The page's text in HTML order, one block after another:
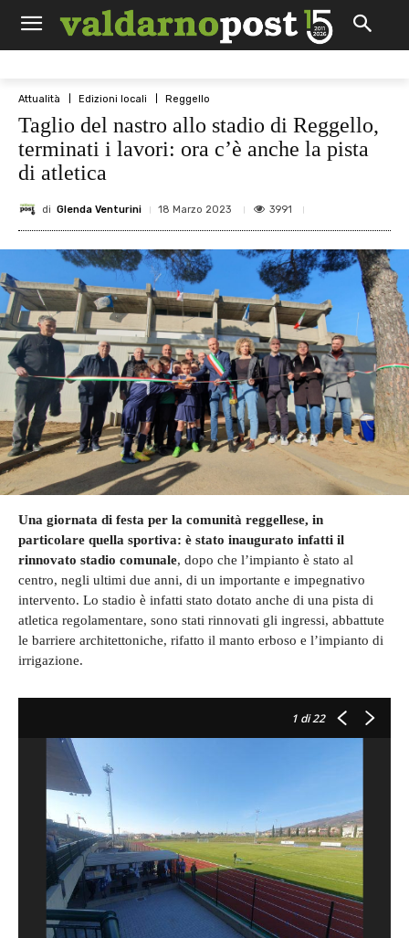
Attualità Edizioni locali Reggello
Taglio del nastro allo stadio di Reggello,
terminati i lavori: ora c’è anche la pista
di atletica
di Glenda Venturini 18 Marzo 2023 3991
Una giornata di festa per la comunità reggellese, in
particolare quella sportiva: è stato inaugurato infatti il
rinnovato stadio comunale, dopo che l’impianto è stato al
centro, negli ultimi due anni, di un importante e impegnativo
intervento. Lo stadio è infatti stato dotato anche di una pista di
atletica regolamentare, sono stati rinnovati gli ingressi, abbattute
le barriere architettoniche, rifatto il manto erboso e l’impianto di
irrigazione.
1 di 22